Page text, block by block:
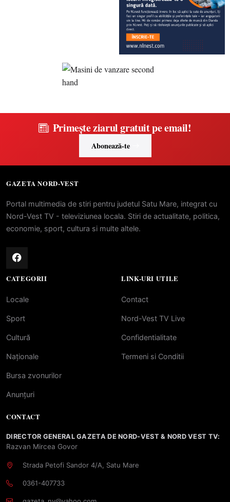
Primește ziarul gratuit pe email!
Abonează-te
GAZETA NORD-VEST
Portal multimedia de stiri pentru judetul Satu Mare, integrat cu
Nord-Vest TV - televiziunea locala. Stiri de actualitate, politica,
economie, sport, cultura si multe altele.
CATEGORII
Locale
Sport
Cultură
Naționale
Bursa zvonurilor
Anunțuri
LINK-URI UTILE
Contact
Nord-Vest TV Live
Confidentialitate
Termeni si Conditii
CONTACT
DIRECTOR GENERAL GAZETA DE NORD-VEST & NORD VEST TV:
Razvan Mircea Govor
Strada Petofi Sandor 4/A, Satu Mare
0361-407733